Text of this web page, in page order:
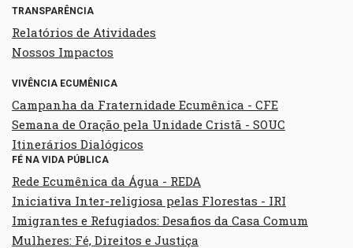
TRANSPARÊNCIA
Relatórios de Atividades
Nossos Impactos
VIVÊNCIA ECUMÊNICA
Campanha da Fraternidade Ecumênica - CFE
Semana de Oração pela Unidade Cristã - SOUC
Itinerários Dialógicos
FÉ NA VIDA PÚBLICA
Rede Ecumênica da Água - REDA
Iniciativa Inter-religiosa pelas Florestas - IRI
Imigrantes e Refugiados: Desafios da Casa Comum
Mulheres: Fé, Direitos e Justiça